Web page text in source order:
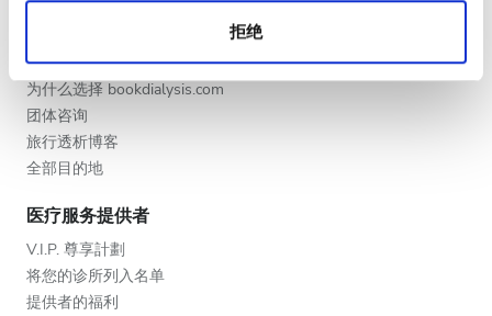
拒绝
如何运作
为什么选择 bookdialysis.com
团体咨询
旅行透析博客
全部目的地
医疗服务提供者
V.I.P. 尊享計劃
将您的诊所列入名单
提供者的福利